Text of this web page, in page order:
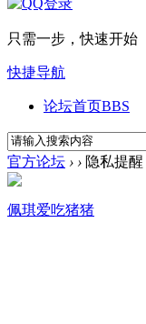
只需一步，快速开始
快捷导航
论坛首页BBS
官方论坛 › › 隐私提醒
佩琪爱吃猪猪